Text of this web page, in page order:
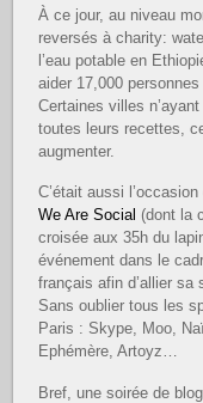
À ce jour, au niveau
reversés à charity:
l’eau potable en
aider 17,000
Certaines villes
toutes leurs recettes,
augmenter.
C’était aussi
We Are Social (dont la
croisée aux 35h du
événement dans le
français afin d’allier sa
Sans oublier tous les
Paris : Skype, Moo,
Ephémère, Artoyz…
Bref, une soirée de